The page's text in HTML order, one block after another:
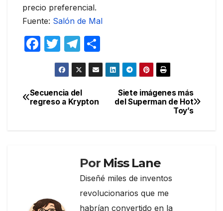
precio preferencial.
Fuente: Salón de Mal
F
e
b
T
w
itt
er
T
el
e
gr
a
o
m
Navegación
Siete imágenes más
del Superman de Hot
Toy’s
Secuencia del
regreso a Krypton
Por Miss Lane
Diseñé miles de inventos
revolucionarios que me
habrían convertido en la